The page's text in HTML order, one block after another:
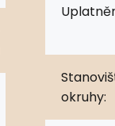
okruhy: